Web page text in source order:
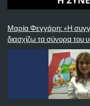
Μαρία Φεγγάρη: «Η
διασχίζω τα σύνορα του